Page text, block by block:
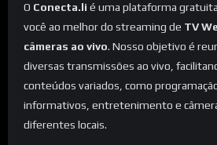
O Conecta.li é uma plataforma
você ao melhor do streaming de TV
câmeras ao vivo. Nosso objetivo é
diversas transmissões ao vivo,
conteúdos variados, como
informativos, entretenimento e
diferentes locais.